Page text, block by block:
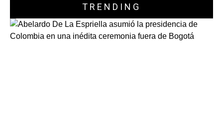
TRENDING